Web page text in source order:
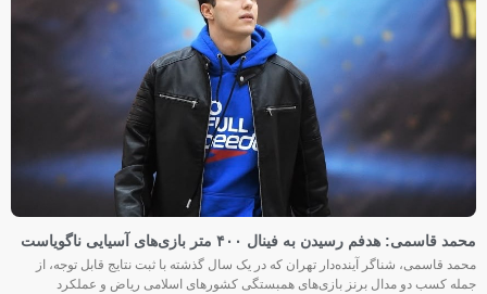
محمد قاسمی: هدفم رسیدن به فینال ۴۰۰ متر بازی‌های آسیایی ناگویاست
محمد قاسمی، شناگر آینده‌دار تهران که در یک سال گذشته با ثبت نتایج قابل توجه، از
جمله کسب دو مدال برنز بازی‌های همبستگی کشورهای اسلامی ریاض و عملکرد